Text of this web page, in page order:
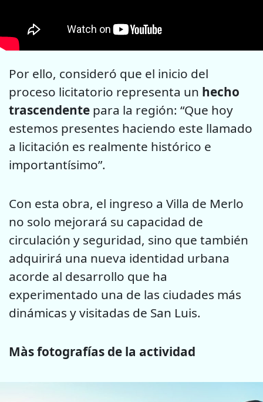
Por ello, consideró que el inicio del
proceso licitatorio representa un hecho
trascendente para la región: “Que hoy
estemos presentes haciendo este llamado
a licitación es realmente histórico e
importantísimo”.
Con esta obra, el ingreso a Villa de Merlo
no solo mejorará su capacidad de
circulación y seguridad, sino que también
adquirirá una nueva identidad urbana
acorde al desarrollo que ha
experimentado una de las ciudades más
dinámicas y visitadas de San Luis.
Màs fotografías de la actividad